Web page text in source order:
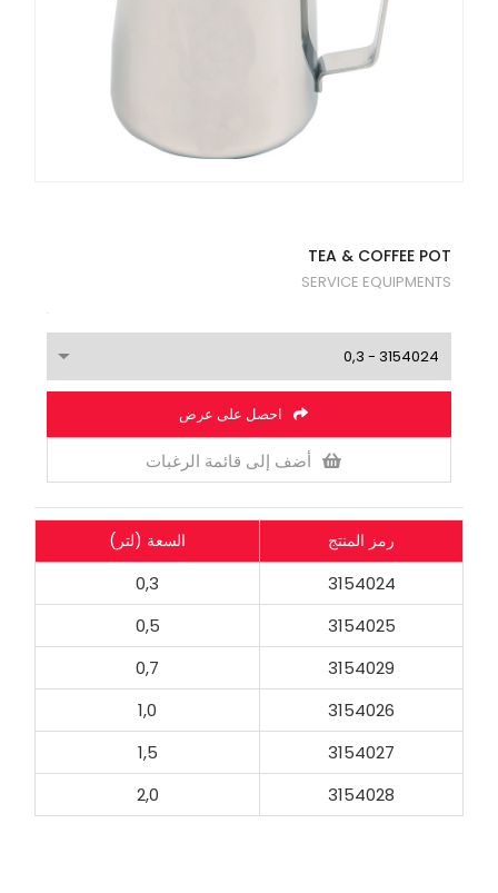
TEA & COFFEE POT
SERVICE EQUIPMENTS
احصل على عرض
أضف إلى قائمة الرغبات
رمز المنتج السعة (لتر)
3154024
0,3
3154025
0,5
3154029
0,7
3154026
1,0
3154027
1,5
3154028
2,0